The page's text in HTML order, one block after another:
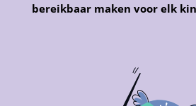
bereikbaar maken voor elk